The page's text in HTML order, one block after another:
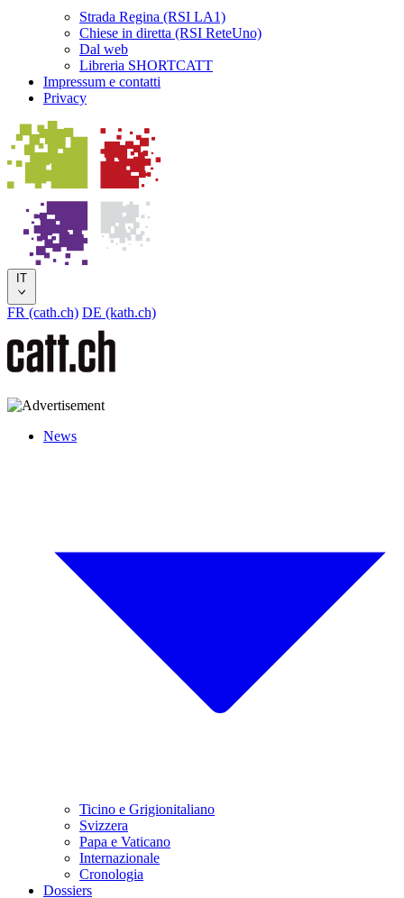
Strada Regina (RSI LA1)
Chiese in diretta (RSI ReteUno)
Dal web
Libreria SHORTCATT
Impressum e contatti
Privacy
IT
FR (cath.ch) DE (kath.ch)
News
Ticino e Grigionitaliano
Svizzera
Papa e Vaticano
Internazionale
Cronologia
Dossiers